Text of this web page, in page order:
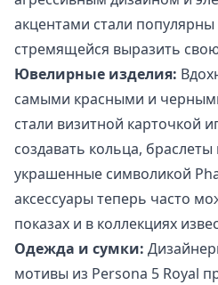
акцентами стали
стремящейся выразить
Ювелирные изделия:
самыми красными и
стали визитной карточкой
создавать кольца, браслеты
украшенные символикой
аксессуары теперь часто
показах и в коллекциях
Одежда и сумки:
мотивы из Persona 5 Royal